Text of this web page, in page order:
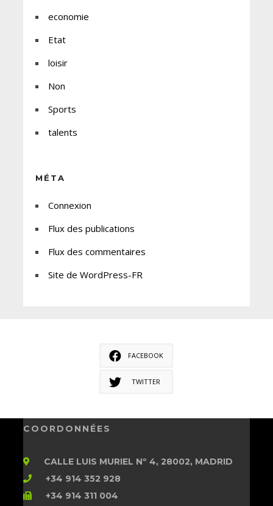
economie
Etat
loisir
Non
Sports
talents
MÉTA
Connexion
Flux des publications
Flux des commentaires
Site de WordPress-FR
FACEBOOK
TWITTER
COORDONNÉES
CALLE LUIS MURIEL Nº 4, 28002, MADRID
+34 914 352 928
+34 914 311 004